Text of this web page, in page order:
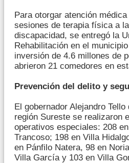
Para otorgar atención
sesiones de terapia física a
discapacidad, se entregó la
Rehabilitación en el
inversión de 4.6 millones de
abrieron 21 comedores en
Prevención del delito y
El gobernador Alejandro
región Sureste se realizaron
operativos especiales: 208
Trancoso; 198 en Villa
en Pánfilo Natera, 98 en
Villa García y 103 en Villa